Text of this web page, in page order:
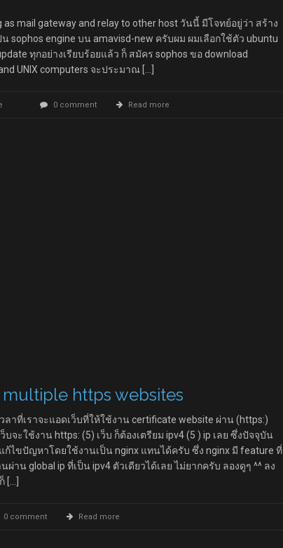
mail gateway and relay to other host วันนี้ มีโจทย์อยู่ว่า สร้าง
sophos engine บน amavisd-new ครับผม ผมเลือกใช้ตัว ubuntu
ทุกอย่างเรียบร้อยแล้ว ก็ สมัคร sophos ขอ download
UNIX computers จะประมาณ […]
0 comment Read more
https websites
ลาที่เราจะแอดเว็บที่ให้ใช้งาน certificate website ผ่าน (https:)
จะใช้งาน https: (5) เว็บ ก็ต้องเตรียม ipv4 (5 ) ip เลย ซึ่งปัจจุบัน
ไขปัญหาโดยใช้งานเป็น nginx แทนได้ครับ ซึ่ง nginx มี feature ที่
าน global ip ที่เป็น ipv4 ตัวเดียวได้เลย ไม่ยากครับ ลองดูๆ ^^ ลง
[…]
0 comment Read more